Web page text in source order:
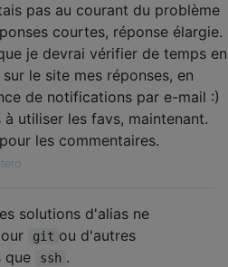
pas au courant du problème
courtes, réponse élargie.
je devrai vérifier de temps en
le site mes réponses, en
de notifications par e-mail :)
à utiliser les favs, maintenant.
les commentaires.
solutions d'alias ne
git ou d'autres
que
ssh .